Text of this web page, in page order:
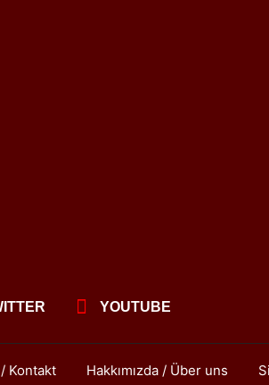
YOUTUBE
Kontakt Hakkımızda / Über uns